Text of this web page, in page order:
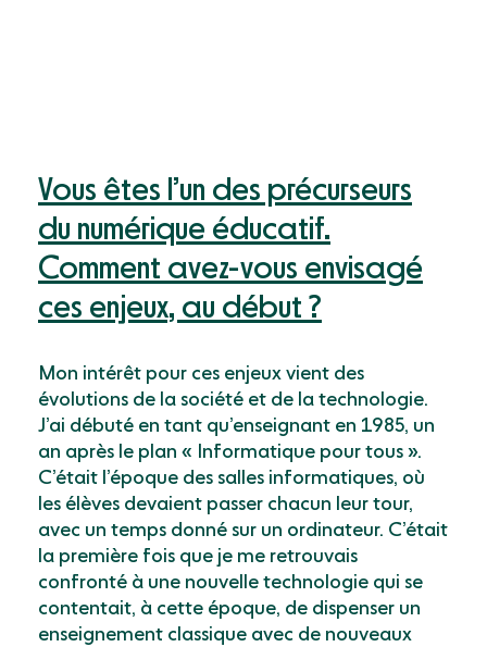
Vous êtes l’un des précurseurs
du numérique éducatif.
Comment avez-vous envisagé
ces enjeux, au début ?
Mon intérêt pour ces enjeux vient des
évolutions de la société et de la technologie.
J’ai débuté en tant qu’enseignant en 1985, un
an après le plan « Informatique pour tous ».
C’était l’époque des salles informatiques, où
les élèves devaient passer chacun leur tour,
avec un temps donné sur un ordinateur. C’était
la première fois que je me retrouvais
confronté à une nouvelle technologie qui se
contentait, à cette époque, de dispenser un
enseignement classique avec de nouveaux